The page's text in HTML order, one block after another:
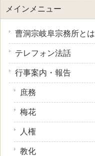
メインメニュー
曹洞宗岐阜宗務所とは
テレフォン法話
行事案内・報告
庶務
梅花
人権
教化